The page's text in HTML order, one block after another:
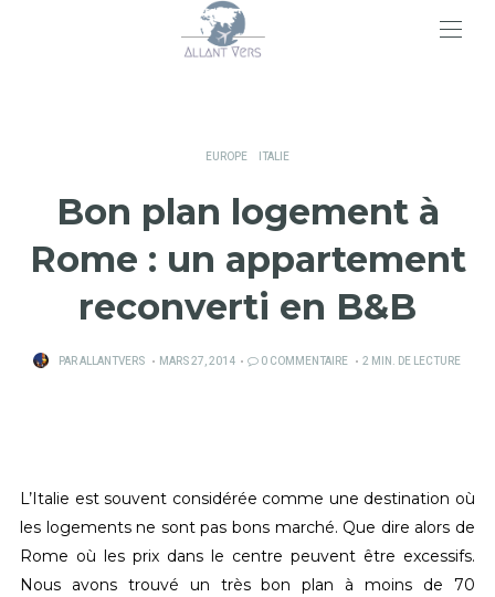
EUROPE ITALIE
Bon plan logement à
Rome : un appartement
reconverti en B&B
PARALLANTVERS
PUBLIÉ
MARS 27, 2014 0 COMMENTAIRE 2 MIN. DE LECTURE
L’Italie est souvent considérée comme une destination où
les logements ne sont pas bons marché. Que dire alors de
Rome où les prix dans le centre peuvent être excessifs.
Nous avons trouvé un très bon plan à moins de 70